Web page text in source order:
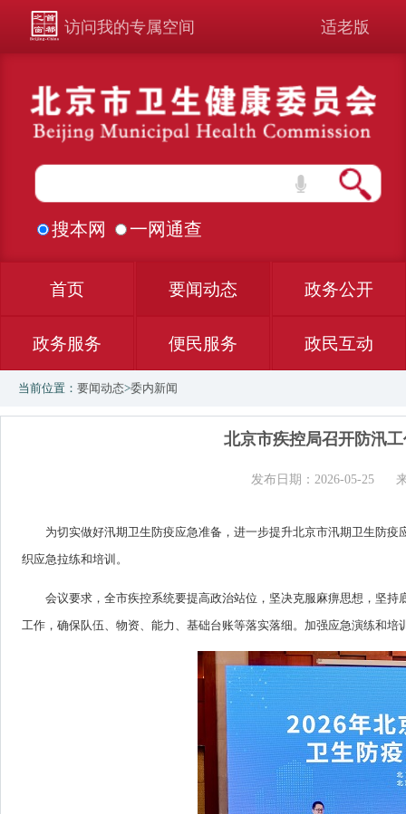
访问我的专属空间 适老版
搜本网 一网通查
首页 要闻动态 政务公开
政务服务 便民服务 政民互动
当前位置： 要闻动态>委内新闻
北京市疾控局召开防汛
发布日期：2026-05-25
为切实做好汛期卫生防疫应急准备，进一步提升北京市汛期卫生防
织应急拉练和培训。
会议要求，全市疾控系统要提高政治站位，坚决克服麻痹思想，坚
工作，确保队伍、物资、能力、基础台账等落实落细。加强应急演练和